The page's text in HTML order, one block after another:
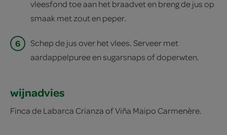
vleesfond toe aan het braadvet en breng de jus op
smaak met zout en peper.
6
Schep de jus over het vlees. Serveer met
aardappelpuree en sugarsnaps of doperwten.
wijnadvies
Finca de Labarca Crianza of Viña Maipo Carmenère.